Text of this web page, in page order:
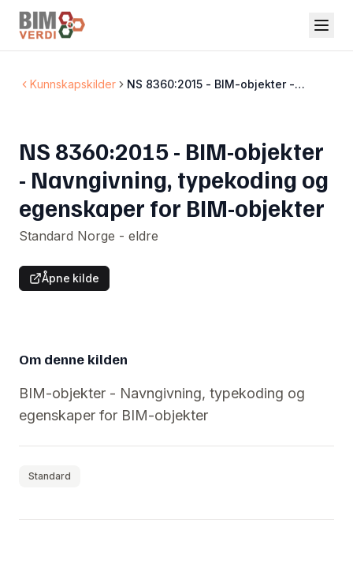
Kunnskapskilder
NS 8360:2015 - BIM-objekter -
NS 8360:2015 - BIM-objekter
- Navngivning, typekoding og
egenskaper for BIM-objekter
Standard Norge - eldre
Åpne kilde
Om denne kilden
BIM-objekter - Navngivning, typekoding og
egenskaper for BIM-objekter
Standard